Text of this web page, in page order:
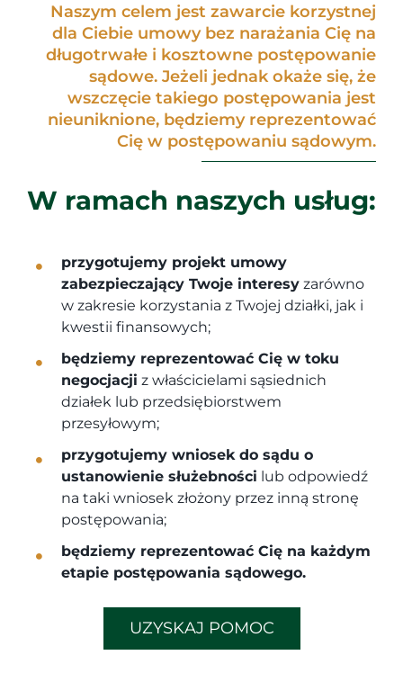
Naszym celem jest zawarcie korzystnej
dla Ciebie umowy bez narażania Cię na
długotrwałe i kosztowne postępowanie
sądowe. Jeżeli jednak okaże się, że
wszczęcie takiego postępowania jest
nieuniknione, będziemy reprezentować
Cię w postępowaniu sądowym.
W ramach naszych usług:
przygotujemy projekt umowy
zabezpieczający Twoje interesy zarówno
w zakresie korzystania z Twojej działki, jak i
kwestii finansowych;
będziemy reprezentować Cię w toku
negocjacji z właścicielami sąsiednich
działek lub przedsiębiorstwem
przesyłowym;
przygotujemy wniosek do sądu o
ustanowienie służebności lub odpowiedź
na taki wniosek złożony przez inną stronę
postępowania;
będziemy reprezentować Cię na każdym
etapie postępowania sądowego.
UZYSKAJ POMOC